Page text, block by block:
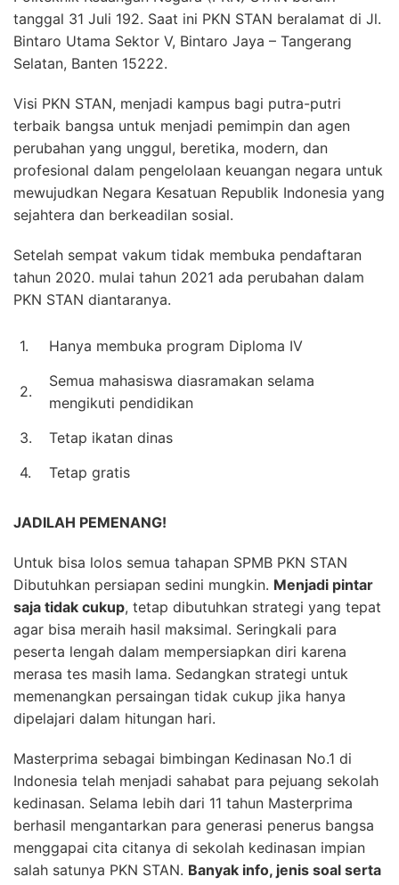
tanggal 31 Juli 192. Saat ini PKN STAN beralamat di Jl.
Bintaro Utama Sektor V, Bintaro Jaya – Tangerang
Selatan, Banten 15222.
Visi PKN STAN, menjadi kampus bagi putra-putri
terbaik bangsa untuk menjadi pemimpin dan agen
perubahan yang unggul, beretika, modern, dan
profesional dalam pengelolaan keuangan negara untuk
mewujudkan Negara Kesatuan Republik Indonesia yang
sejahtera dan berkeadilan sosial.
Setelah sempat vakum tidak membuka pendaftaran
tahun 2020. mulai tahun 2021 ada perubahan dalam
PKN STAN diantaranya.
1. Hanya membuka program Diploma IV
2.
Semua mahasiswa diasramakan selama
mengikuti pendidikan
3.
Tetap ikatan dinas
4.
Tetap gratis
JADILAH PEMENANG!
Untuk bisa lolos semua tahapan SPMB PKN STAN
Dibutuhkan persiapan sedini mungkin. Menjadi pintar
saja tidak cukup, tetap dibutuhkan strategi yang tepat
agar bisa meraih hasil maksimal. Seringkali para
peserta lengah dalam mempersiapkan diri karena
merasa tes masih lama. Sedangkan strategi untuk
memenangkan persaingan tidak cukup jika hanya
dipelajari dalam hitungan hari.
Masterprima sebagai bimbingan Kedinasan No.1 di
Indonesia telah menjadi sahabat para pejuang sekolah
kedinasan. Selama lebih dari 11 tahun Masterprima
berhasil mengantarkan para generasi penerus bangsa
menggapai cita citanya di sekolah kedinasan impian
salah satunya PKN STAN. Banyak info, jenis soal serta